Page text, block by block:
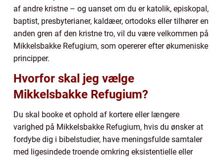
af andre kristne – og uanset om du er katolik, episkopal,
baptist, presbyterianer, kaldæer, ortodoks eller tilhører en
anden gren af den kristne tro, vil du være velkommen på
Mikkelsbakke Refugium, som opererer efter økumeniske
principper.
Hvorfor skal jeg vælge
Mikkelsbakke Refugium?
Du skal booke et ophold af kortere eller længere
varighed på Mikkelsbakke Refugium, hvis du ønsker at
fordybe dig i bibelstudier, have meningsfulde samtaler
med ligesindede troende omkring eksistentielle eller